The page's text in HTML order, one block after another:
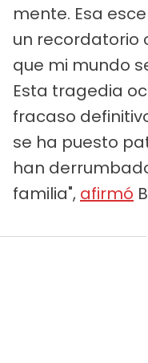
mente. Esa
un recordatorio
que mi mundo
Esta tragedia
fracaso
se ha puesto
han
familia", afirmó